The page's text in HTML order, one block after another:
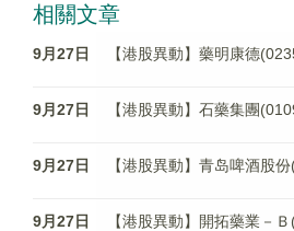
相關文章
9月27日 【港股異動】藥明康德
9月27日 【港股異動】石藥集團
9月27日 【港股異動】青岛啤酒股
9月27日 【港股異動】開拓藥業－